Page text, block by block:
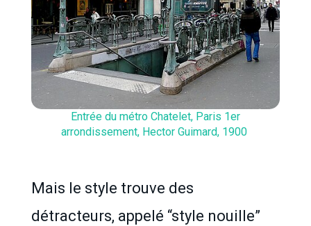
Entrée du métro Chatelet, Paris 1er
arrondissement, Hector Guimard, 1900
Mais le style trouve des
détracteurs, appelé “style nouille”